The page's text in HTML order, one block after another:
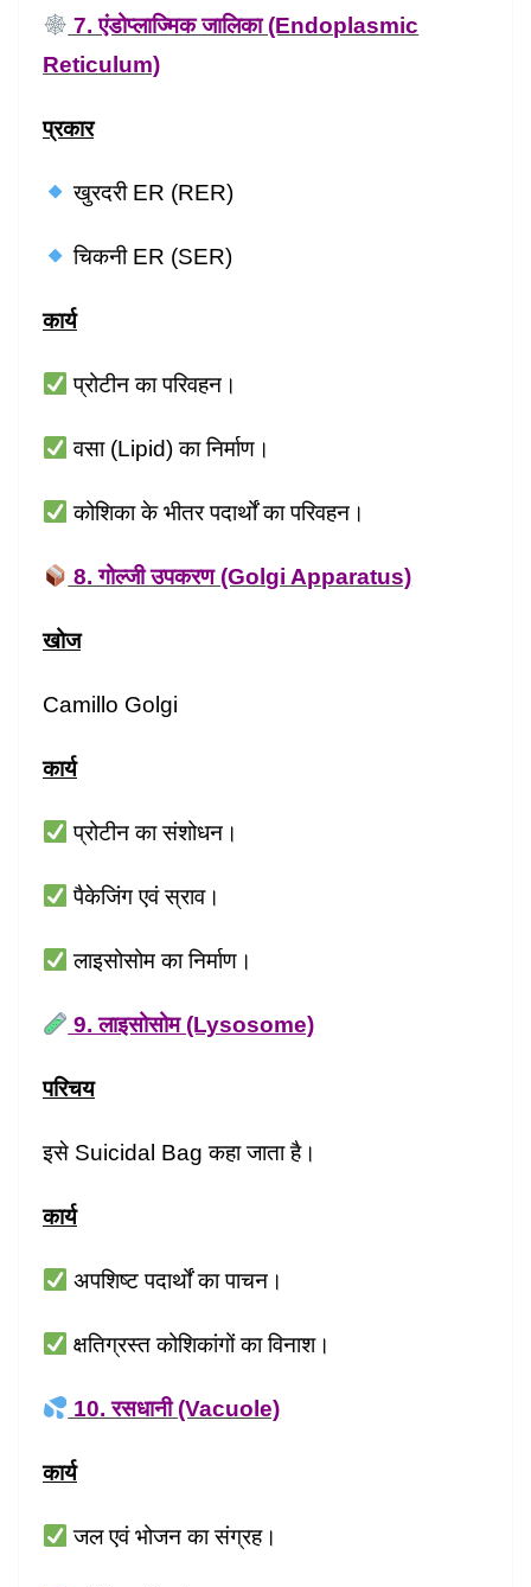
7. एंडोप्लाज्मिक जालिका (Endoplasmic
Reticulum)
प्रकार
खुरदरी ER (RER)
चिकनी ER (SER)
कार्य
प्रोटीन का परिवहन।
वसा (Lipid) का निर्माण।
कोशिका के भीतर पदार्थों का परिवहन।
8. गोल्जी उपकरण (Golgi Apparatus)
खोज
Camillo Golgi
कार्य
प्रोटीन का संशोधन।
पैकेजिंग एवं स्राव।
लाइसोसोम का निर्माण।
9. लाइसोसोम (Lysosome)
परिचय
इसे Suicidal Bag कहा जाता है।
कार्य
अपशिष्ट पदार्थों का पाचन।
क्षतिग्रस्त कोशिकांगों का विनाश।
10. रसधानी (Vacuole)
कार्य
जल एवं भोजन का संग्रह।